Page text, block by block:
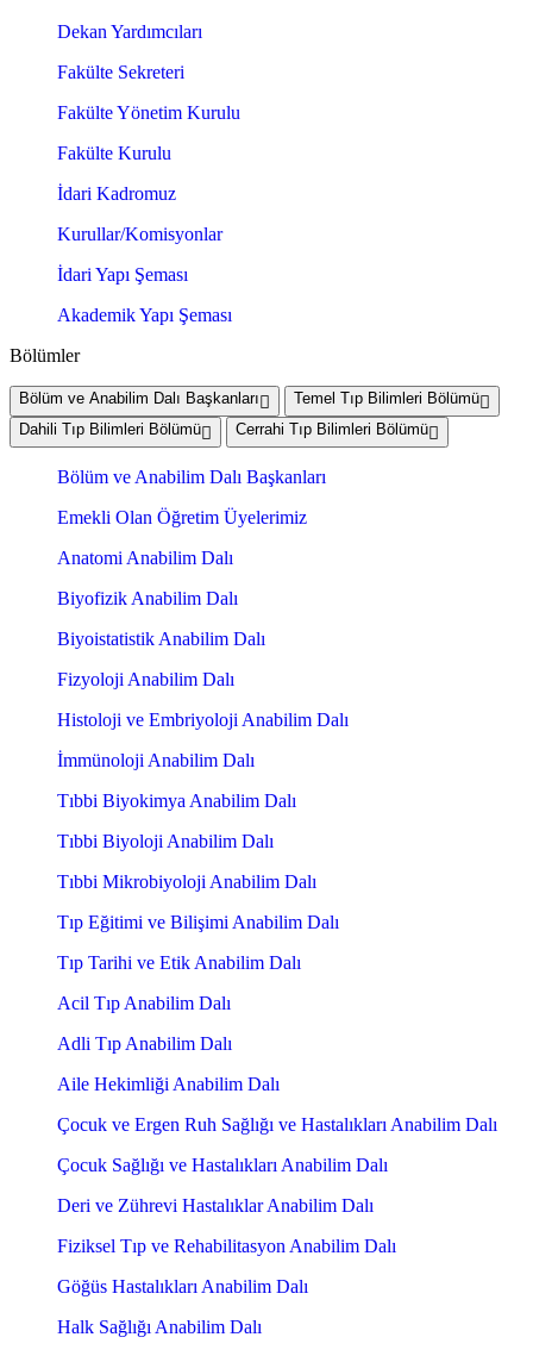
Dekan Yardımcıları
Fakülte Sekreteri
Fakülte Yönetim Kurulu
Fakülte Kurulu
İdari Kadromuz
Kurullar/Komisyonlar
İdari Yapı Şeması
Akademik Yapı Şeması
Bölümler
Bölüm ve Anabilim Dalı Başkanları
Temel Tıp Bilimleri Bölümü
Dahili Tıp Bilimleri Bölümü
Cerrahi Tıp Bilimleri Bölümü
Bölüm ve Anabilim Dalı Başkanları
Emekli Olan Öğretim Üyelerimiz
Anatomi Anabilim Dalı
Biyofizik Anabilim Dalı
Biyoistatistik Anabilim Dalı
Fizyoloji Anabilim Dalı
Histoloji ve Embriyoloji Anabilim Dalı
İmmünoloji Anabilim Dalı
Tıbbi Biyokimya Anabilim Dalı
Tıbbi Biyoloji Anabilim Dalı
Tıbbi Mikrobiyoloji Anabilim Dalı
Tıp Eğitimi ve Bilişimi Anabilim Dalı
Tıp Tarihi ve Etik Anabilim Dalı
Acil Tıp Anabilim Dalı
Adli Tıp Anabilim Dalı
Aile Hekimliği Anabilim Dalı
Çocuk ve Ergen Ruh Sağlığı ve Hastalıkları Anabilim Dalı
Çocuk Sağlığı ve Hastalıkları Anabilim Dalı
Deri ve Zührevi Hastalıklar Anabilim Dalı
Fiziksel Tıp ve Rehabilitasyon Anabilim Dalı
Göğüs Hastalıkları Anabilim Dalı
Halk Sağlığı Anabilim Dalı